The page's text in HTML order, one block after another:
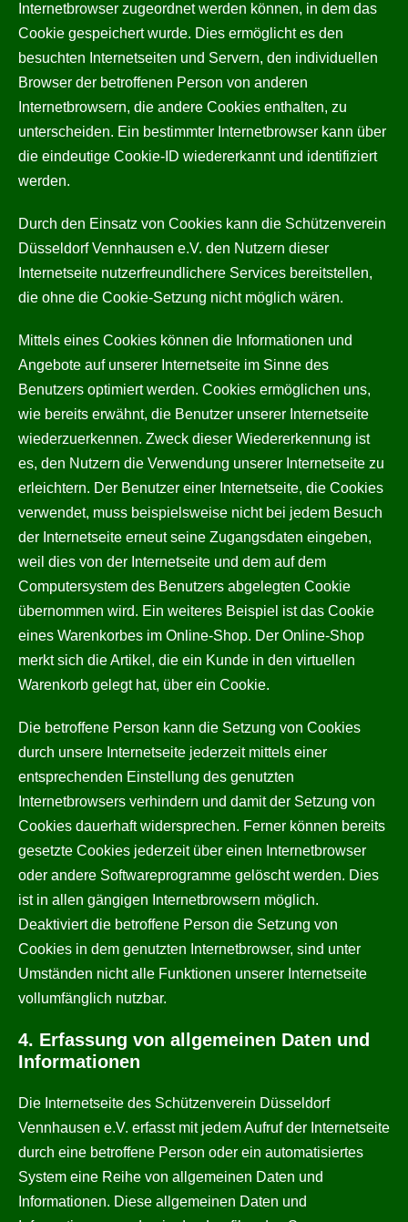
Internetbrowser zugeordnet werden können, in dem das
Cookie gespeichert wurde. Dies ermöglicht es den
besuchten Internetseiten und Servern, den individuellen
Browser der betroffenen Person von anderen
Internetbrowsern, die andere Cookies enthalten, zu
unterscheiden. Ein bestimmter Internetbrowser kann über
die eindeutige Cookie-ID wiedererkannt und identifiziert
werden.
Durch den Einsatz von Cookies kann die Schützenverein
Düsseldorf Vennhausen e.V. den Nutzern dieser
Internetseite nutzerfreundlichere Services bereitstellen,
die ohne die Cookie-Setzung nicht möglich wären.
Mittels eines Cookies können die Informationen und
Angebote auf unserer Internetseite im Sinne des
Benutzers optimiert werden. Cookies ermöglichen uns,
wie bereits erwähnt, die Benutzer unserer Internetseite
wiederzuerkennen. Zweck dieser Wiedererkennung ist
es, den Nutzern die Verwendung unserer Internetseite zu
erleichtern. Der Benutzer einer Internetseite, die Cookies
verwendet, muss beispielsweise nicht bei jedem Besuch
der Internetseite erneut seine Zugangsdaten eingeben,
weil dies von der Internetseite und dem auf dem
Computersystem des Benutzers abgelegten Cookie
übernommen wird. Ein weiteres Beispiel ist das Cookie
eines Warenkorbes im Online-Shop. Der Online-Shop
merkt sich die Artikel, die ein Kunde in den virtuellen
Warenkorb gelegt hat, über ein Cookie.
Die betroffene Person kann die Setzung von Cookies
durch unsere Internetseite jederzeit mittels einer
entsprechenden Einstellung des genutzten
Internetbrowsers verhindern und damit der Setzung von
Cookies dauerhaft widersprechen. Ferner können bereits
gesetzte Cookies jederzeit über einen Internetbrowser
oder andere Softwareprogramme gelöscht werden. Dies
ist in allen gängigen Internetbrowsern möglich.
Deaktiviert die betroffene Person die Setzung von
Cookies in dem genutzten Internetbrowser, sind unter
Umständen nicht alle Funktionen unserer Internetseite
vollumfänglich nutzbar.
4. Erfassung von allgemeinen Daten und
Informationen
Die Internetseite des Schützenverein Düsseldorf
Vennhausen e.V. erfasst mit jedem Aufruf der Internetseite
durch eine betroffene Person oder ein automatisiertes
System eine Reihe von allgemeinen Daten und
Informationen. Diese allgemeinen Daten und